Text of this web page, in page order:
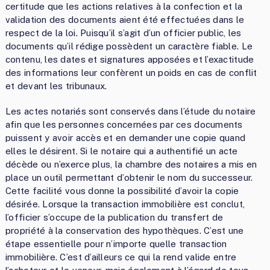
certitude que les actions relatives à la confection et la
validation des documents aient été effectuées dans le
respect de la loi. Puisqu’il s’agit d’un officier public, les
documents qu’il rédige possèdent un caractère fiable. Le
contenu, les dates et signatures apposées et l’exactitude
des informations leur confèrent un poids en cas de conflit
et devant les tribunaux.
Les actes notariés sont conservés dans l’étude du notaire
afin que les personnes concernées par ces documents
puissent y avoir accès et en demander une copie quand
elles le désirent. Si le notaire qui a authentifié un acte
décède ou n’exerce plus, la chambre des notaires a mis en
place un outil permettant d’obtenir le nom du successeur.
Cette facilité vous donne la possibilité d’avoir la copie
désirée. Lorsque la transaction immobilière est conclut,
l’officier s’occupe de la publication du transfert de
propriété à la conservation des hypothèques. C’est une
étape essentielle pour n’importe quelle transaction
immobilière. C’est d’ailleurs ce qui la rend valide entre